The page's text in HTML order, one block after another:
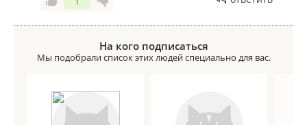
На кого подписаться
Мы подобрали список этих людей специально для вас.